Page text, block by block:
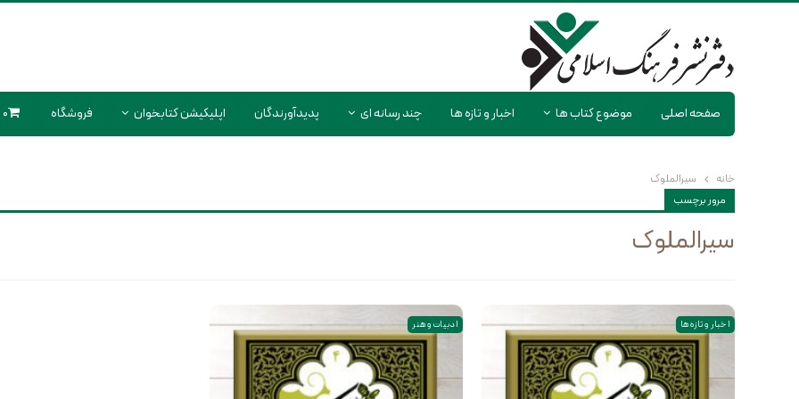
صفحه اصلی موضوع کتاب ها اخبار و تازه ها چند رسانه ای پدیدآورندگان اپلیکیشن کتابخوان فروشگاه 0 محصول
خانه
سیرالملوک
مرور برچسب
سیرالملوک
اخبار و تازه ها ادبیات و هنر